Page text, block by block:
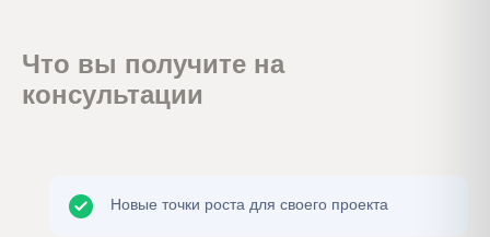
Что вы получите на
консультации
Новые точки роста для своего проекта